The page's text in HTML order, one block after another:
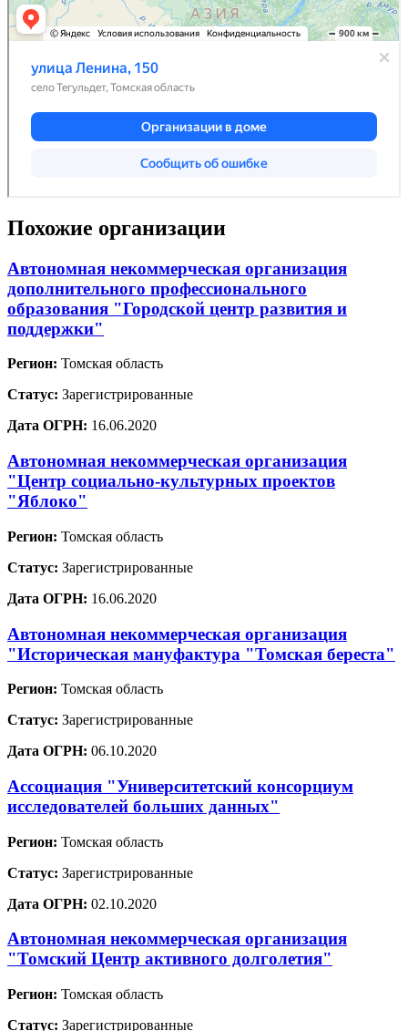
Похожие организации
Автономная некоммерческая организация
дополнительного профессионального
образования "Городской центр развития и
поддержки"
Регион: Томская область
Статус: Зарегистрированные
Дата ОГРН: 16.06.2020
Автономная некоммерческая организация
"Центр социально-культурных проектов
"Яблоко"
Регион: Томская область
Статус: Зарегистрированные
Дата ОГРН: 16.06.2020
Автономная некоммерческая организация
"Историческая мануфактура "Томская береста"
Регион: Томская область
Статус: Зарегистрированные
Дата ОГРН: 06.10.2020
Ассоциация "Университетский консорциум
исследователей больших данных"
Регион: Томская область
Статус: Зарегистрированные
Дата ОГРН: 02.10.2020
Автономная некоммерческая организация
"Томский Центр активного долголетия"
Регион: Томская область
Статус: Зарегистрированные